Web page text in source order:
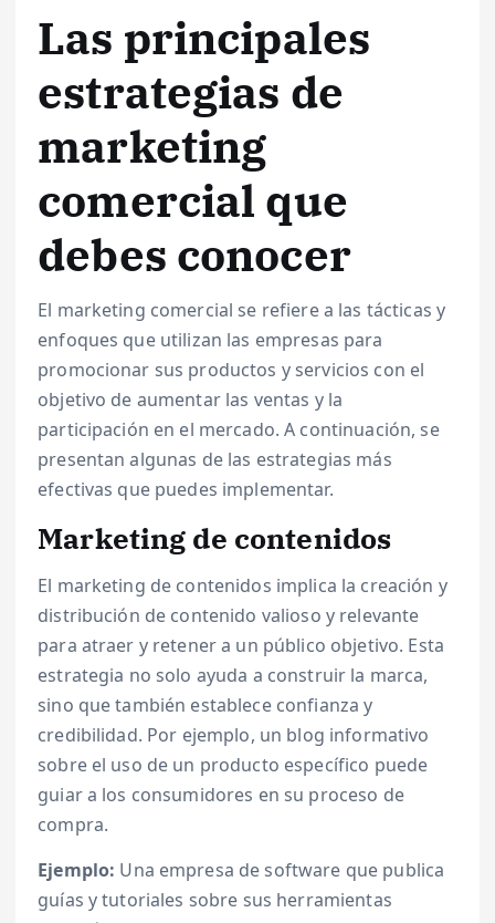
Las principales
estrategias de
marketing
comercial que
debes conocer
El marketing comercial se refiere a las tácticas y
enfoques que utilizan las empresas para
promocionar sus productos y servicios con el
objetivo de aumentar las ventas y la
participación en el mercado. A continuación, se
presentan algunas de las estrategias más
efectivas que puedes implementar.
Marketing de contenidos
El marketing de contenidos implica la creación y
distribución de contenido valioso y relevante
para atraer y retener a un público objetivo. Esta
estrategia no solo ayuda a construir la marca,
sino que también establece confianza y
credibilidad. Por ejemplo, un blog informativo
sobre el uso de un producto específico puede
guiar a los consumidores en su proceso de
compra.
Ejemplo: Una empresa de software que publica
guías y tutoriales sobre sus herramientas